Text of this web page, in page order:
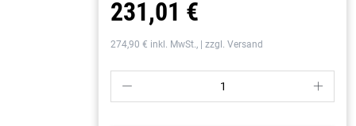
231,01 €
274,90 € inkl. MwSt., | zzgl. Versand
P S